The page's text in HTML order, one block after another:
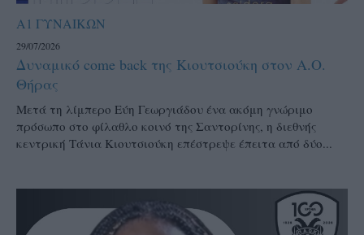
Α1 ΓΥΝΑΙΚΩΝ
29/07/2026
Δυναμικό come back της Κιουτσιούκη στον Α.Ο.
Θήρας
Μετά τη λίμπερο Εύη Γεωργιάδου ένα ακόμη γνώριμο
πρόσωπο στο φίλαθλο κοινό της Σαντορίνης, η διεθνής
κεντρική Τάνια Κιουτσιούκη επέστρεψε έπειτα από δύο...